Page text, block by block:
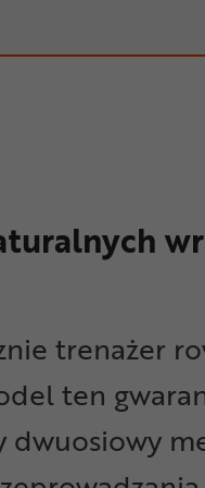
trenażer
ten